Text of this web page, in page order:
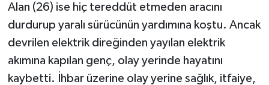
Alan (26) ise hiç tereddüt etmeden aracını
durdurup yaralı sürücünün yardımına koştu. Ancak
devrilen elektrik direğinden yayılan elektrik
akımına kapılan genç, olay yerinde hayatını
kaybetti. İhbar üzerine olay yerine sağlık, itfaiye,